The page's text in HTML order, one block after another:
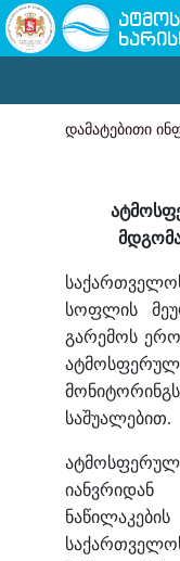
დამატებითი
სოფლის
გარემოს
საშუალებით.
იანვრიდან